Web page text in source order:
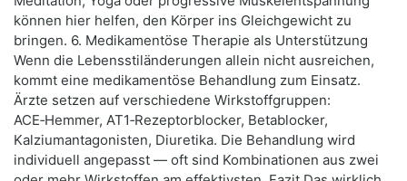
können hier helfen, den Körper ins Gleichgewicht zu
bringen. 6. Medikamentöse Therapie als Unterstützung
Wenn die Lebensstiländerungen allein nicht ausreichen,
kommt eine medikamentöse Behandlung zum Einsatz.
Ärzte setzen auf verschiedene Wirkstoffgruppen:
ACE‑Hemmer, AT1‑Rezeptorblocker, Betablocker,
Kalziumantagonisten, Diuretika. Die Behandlung wird
individuell angepasst — oft sind Kombinationen aus zwei